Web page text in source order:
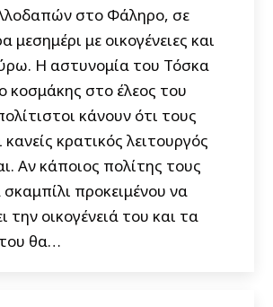
στο Φάληρο, σε
μεσημέρι με οικογένειες και
Η αστυνομία του Τόσκα
κοσμάκης στο έλεος του
κάνουν ότι τους
κανείς κρατικός λειτουργός
Αν κάποιος πολίτης τους
σκαμπίλι προκειμένου να
την οικογένειά του και τα
θα…